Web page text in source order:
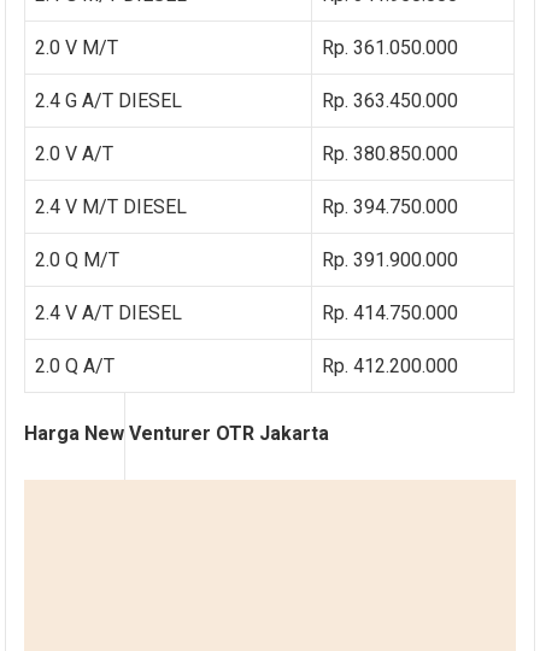
2.0 V M/T Rp. 361.050.000
2.4 G A/T DIESEL Rp. 363.450.000
2.0 V A/T Rp. 380.850.000
2.4 V M/T DIESEL Rp. 394.750.000
2.0 Q M/T Rp. 391.900.000
2.4 V A/T DIESEL Rp. 414.750.000
2.0 Q A/T Rp. 412.200.000
Harga New Venturer OTR Jakarta